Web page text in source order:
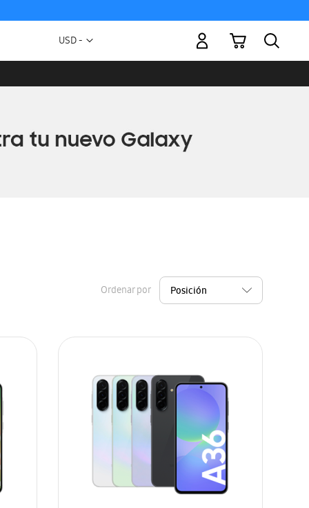
Moneda
USD -
Mi carrito
Ordenar por